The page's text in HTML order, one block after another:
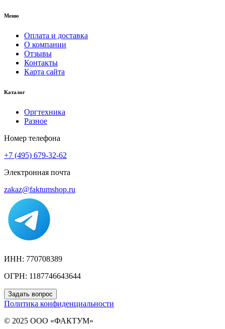
Меню
Оплата и доставка
О компании
Отзывы
Контакты
Карта сайта
Каталог
Оргтехника
Разное
Номер телефона
+7 (495) 679-32-62
Электронная почта
zakaz@faktumshop.ru
ИНН: 770708389
ОГРН: 1187746643644
Задать вопрос
Политика конфиденциальности
© 2025 ООО «ФАКТУМ»